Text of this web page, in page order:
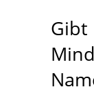
Gibt